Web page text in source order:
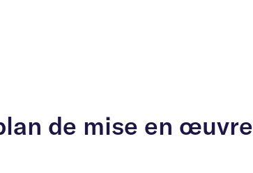
de mise en œuvre